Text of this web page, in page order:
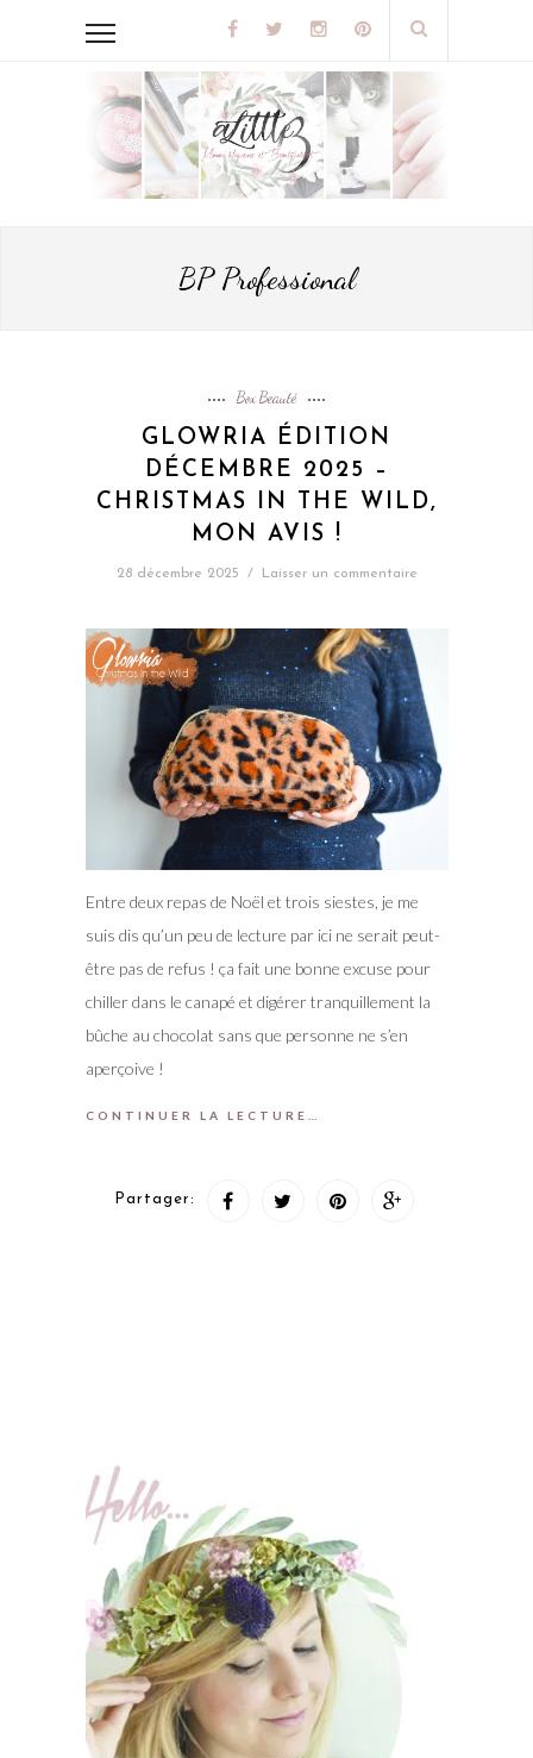
BP Professional
Box Beauté
GLOWRIA ÉDITION
DÉCEMBRE 2025 –
CHRISTMAS IN THE WILD,
MON AVIS !
28 décembre 2025 / Laisser un commentaire
Entre deux repas de Noël et trois siestes, je me
suis dis qu’un peu de lecture par ici ne serait peut-
être pas de refus ! ça fait une bonne excuse pour
chiller dans le canapé et digérer tranquillement la
bûche au chocolat sans que personne ne s’en
aperçoive !
CONTINUER LA LECTURE…
Partager: